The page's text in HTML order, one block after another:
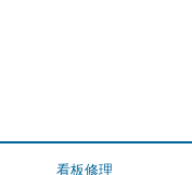
看板修理